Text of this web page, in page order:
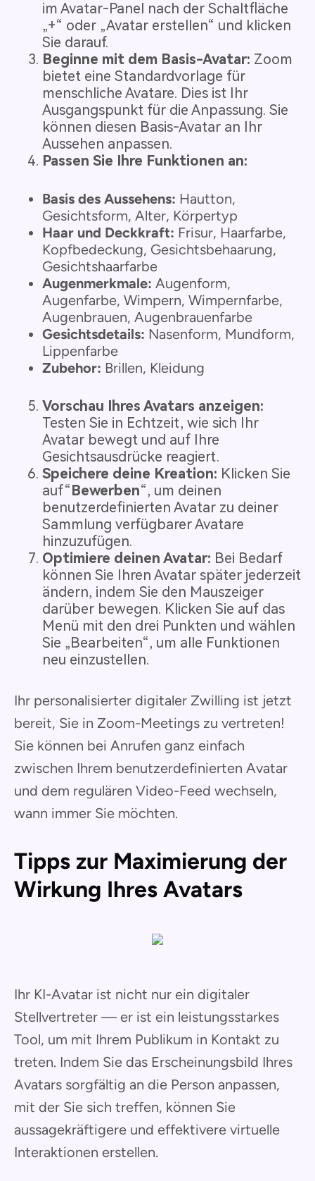
im Avatar-Panel nach der Schaltfläche
„+“ oder „Avatar erstellen“ und klicken
Sie darauf.
Beginne mit dem Basis-Avatar: Zoom
bietet eine Standardvorlage für
menschliche Avatare. Dies ist Ihr
Ausgangspunkt für die Anpassung. Sie
können diesen Basis-Avatar an Ihr
Aussehen anpassen.
Passen Sie Ihre Funktionen an:
Basis des Aussehens: Hautton,
Gesichtsform, Alter, Körpertyp
Haar und Deckkraft: Frisur, Haarfarbe,
Kopfbedeckung, Gesichtsbehaarung,
Gesichtshaarfarbe
Augenmerkmale: Augenform,
Augenfarbe, Wimpern, Wimpernfarbe,
Augenbrauen, Augenbrauenfarbe
Gesichtsdetails: Nasenform, Mundform,
Lippenfarbe
Zubehor: Brillen, Kleidung
Vorschau Ihres Avatars anzeigen:
Testen Sie in Echtzeit, wie sich Ihr
Avatar bewegt und auf Ihre
Gesichtsausdrücke reagiert.
Speichere deine Kreation: Klicken Sie
auf“Bewerben“, um deinen
benutzerdefinierten Avatar zu deiner
Sammlung verfügbarer Avatare
hinzuzufügen.
Optimiere deinen Avatar: Bei Bedarf
können Sie Ihren Avatar später jederzeit
ändern, indem Sie den Mauszeiger
darüber bewegen. Klicken Sie auf das
Menü mit den drei Punkten und wählen
Sie „Bearbeiten“, um alle Funktionen
neu einzustellen.
Ihr personalisierter digitaler Zwilling ist jetzt
bereit, Sie in Zoom-Meetings zu vertreten!
Sie können bei Anrufen ganz einfach
zwischen Ihrem benutzerdefinierten Avatar
und dem regulären Video-Feed wechseln,
wann immer Sie möchten.
Tipps zur Maximierung der
Wirkung Ihres Avatars
Ihr KI-Avatar ist nicht nur ein digitaler
Stellvertreter — er ist ein leistungsstarkes
Tool, um mit Ihrem Publikum in Kontakt zu
treten. Indem Sie das Erscheinungsbild Ihres
Avatars sorgfältig an die Person anpassen,
mit der Sie sich treffen, können Sie
aussagekräftigere und effektivere virtuelle
Interaktionen erstellen.